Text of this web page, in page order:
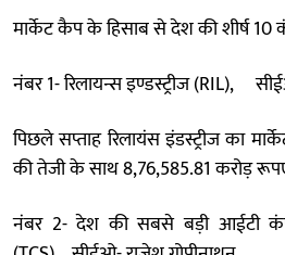
मार्केट कैप के हिसाब से देश की शीर्ष 10
नंबर 1- रिलायन्स इण्डस्ट्रीज (RIL),
पिछले सप्ताह रिलायंस इंडस्ट्रीज का
की तेजी के साथ 8,76,585.81 करोड़
नंबर 2- देश की सबसे बड़ी आईटी